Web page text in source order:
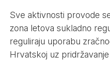
Sve aktivnosti provode
zona letova sukladno
reguliraju uporabu
Hrvatskoj uz